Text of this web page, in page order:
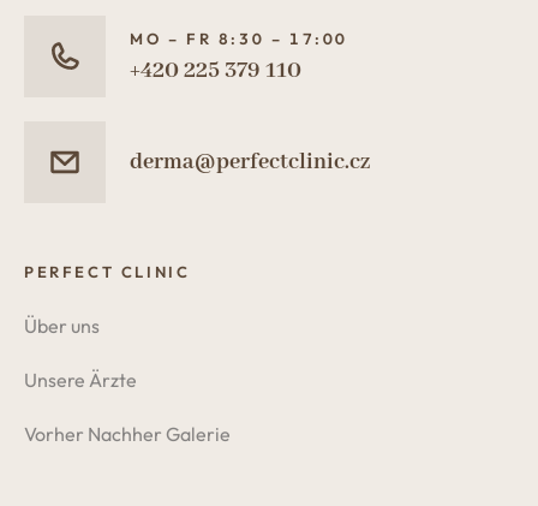
MO – FR 8:30 – 17:00
+420 225 379 110
derma@perfectclinic.cz
PERFECT CLINIC
Über uns
Unsere Ärzte
Vorher Nachher Galerie